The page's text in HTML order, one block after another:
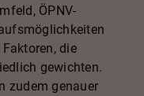
ÖPNV-
die
gewichten.
zudem genauer